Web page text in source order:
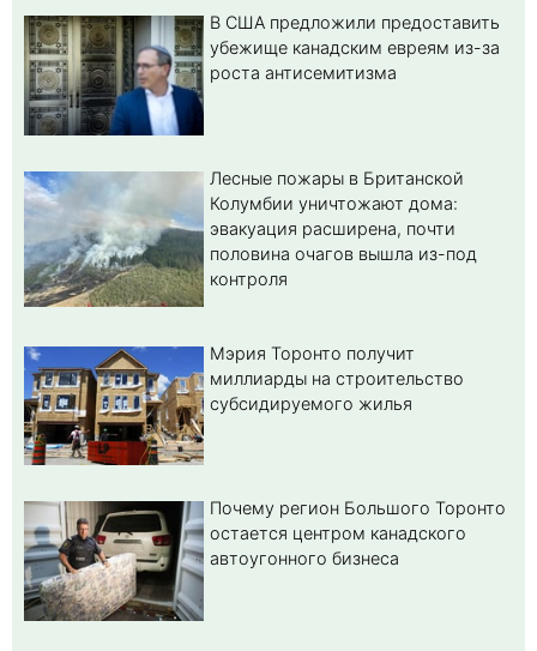
В США предложили предоставить
убежище канадским евреям из-за
роста антисемитизма
Лесные пожары в Британской
Колумбии уничтожают дома:
эвакуация расширена, почти
половина очагов вышла из-под
контроля
Мэрия Торонто получит
миллиарды на строительство
субсидируемого жилья
Почему регион Большого Торонто
остается центром канадского
автоугонного бизнеса